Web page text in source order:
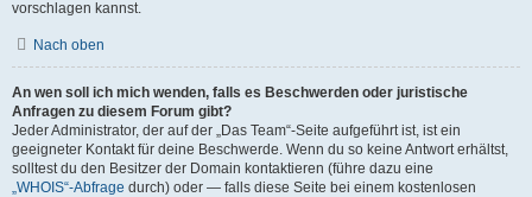
vorschlagen kannst.
Nach oben
An wen soll ich mich wenden, falls es Beschwerden oder juristische
Anfragen zu diesem Forum gibt?
Jeder Administrator, der auf der „Das Team“-Seite aufgeführt ist, ist ein
geeigneter Kontakt für deine Beschwerde. Wenn du so keine Antwort erhältst,
solltest du den Besitzer der Domain kontaktieren (führe dazu eine
„WHOIS“-Abfrage durch) oder — falls diese Seite bei einem kostenlosen